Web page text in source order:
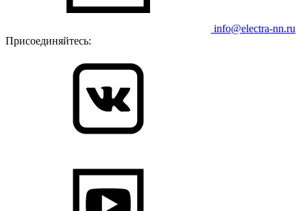
info@electra-nn.ru
Присоединяйтесь: